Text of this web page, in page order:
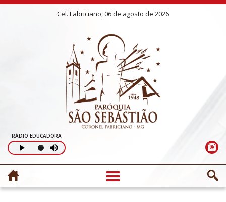
Cel. Fabriciano, 06 de agosto de 2026
RÁDIO EDUCADORA